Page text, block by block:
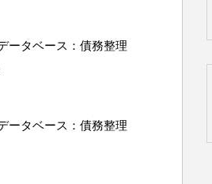
ータベース：債務整理
ータベース：債務整理